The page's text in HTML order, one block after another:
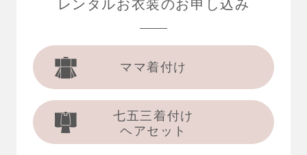
レンタルお衣装のお申し込み
ママ着付け
七五三着付け
ヘアセット